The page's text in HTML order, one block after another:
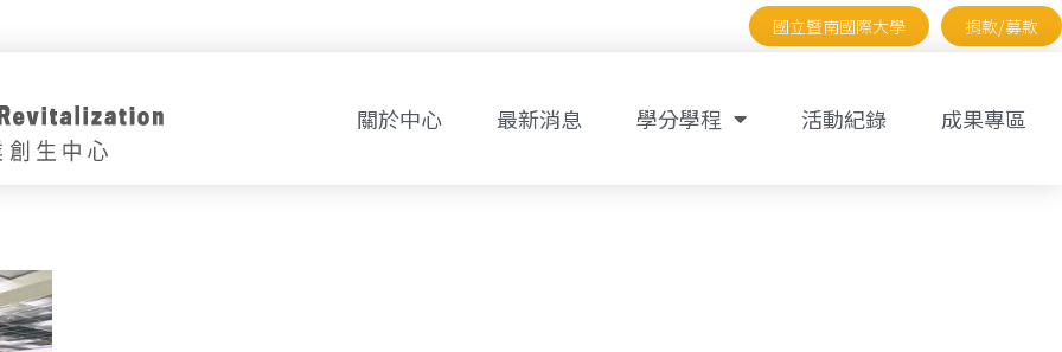
國立暨南國際大學 捐款/募款
關於中心 最新消息 學分學程 活動紀錄 成果專區